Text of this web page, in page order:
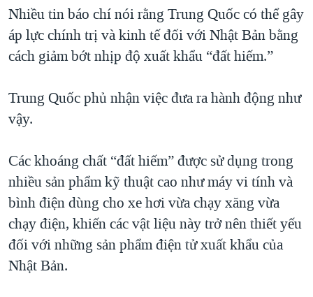
VĂN HOÁ
THỂ THAO
GIÁO DỤC
GROUND ZERO – XƯA VÀ NAY
CHI PHÍ CHIẾN TRANH AFGHANISTAN
THƯỢNG ĐỈNH TRUMP-KIM TẠI VIỆT NAM
TRỊNH VĨNH BÌNH VS. CHÍNH PHỦ VIỆT NAM
BÊN KIA QUỐC LỘ: TIẾNG VỌNG TỪ NÔNG THÔN MỸ
QUAN HỆ VIỆT MỸ
Ngôn ngữ khác
Nhiều tin báo chí nói rằng Trung Quốc có thể gây
áp lực chính trị và kinh tế đối với Nhật Bản bằng
cách giảm bớt nhịp độ xuất khẩu “đất hiếm.”
Trung Quốc phủ nhận việc đưa ra hành động như
vậy.
Các khoáng chất “đất hiếm” được sử dụng trong
nhiều sản phẩm kỹ thuật cao như máy vi tính và
bình điện dùng cho xe hơi vừa chạy xăng vừa
chạy điện, khiến các vật liệu này trở nên thiết yếu
đối với những sản phẩm điện tử xuất khẩu của
Nhật Bản.